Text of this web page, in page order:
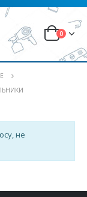
0
не